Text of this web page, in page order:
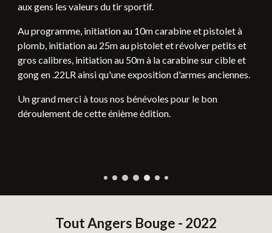
aux gens les valeurs du tir sportif.
Au programme, initiation au 10m carabine et pistolet à
plomb, initiation au 25m au pistolet et révolver petits et
gros calibres, initiation au 50m à la carabine sur cible et
gong en .22LR ainsi qu'une exposition d'armes anciennes.
Un grand merci à tous nos bénévoles pour le bon
déroulement de cette énième édition.
Tout Angers Bouge - 2022